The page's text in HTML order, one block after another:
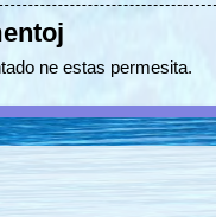
ne estas permesita.